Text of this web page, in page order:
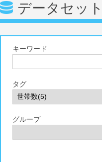
データセッ
キーワード
タグ
グループ